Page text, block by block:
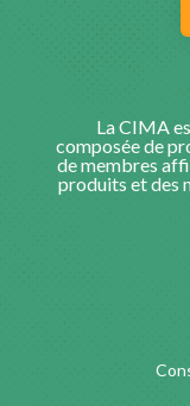
La CIMA
composée de
de membres
produits et des